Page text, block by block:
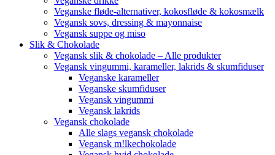
Veganske fløde-alternativer, kokosfløde & kokosmælk
Vegansk sovs, dressing & mayonnaise
Vegansk suppe og miso
Slik & Chokolade
Vegansk slik & chokolade – Alle produkter
Vegansk vingummi, karameller, lakrids & skumfiduser
Veganske karameller
Veganske skumfiduser
Vegansk vingummi
Vegansk lakrids
Vegansk chokolade
Alle slags vegansk chokolade
Vegansk m!lkechokolade